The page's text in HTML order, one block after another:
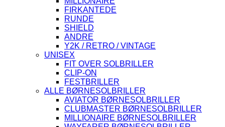
FIRKANTEDE
RUNDE
SHIELD
ANDRE
Y2K / RETRO / VINTAGE
UNISEX
FIT OVER SOLBRILLER
CLIP-ON
FESTBRILLER
ALLE BØRNESOLBRILLER
AVIATOR BØRNESOLBRILLER
CLUBMASTER BØRNESOLBRILLER
MILLIONAIRE BØRNESOLBRILLER